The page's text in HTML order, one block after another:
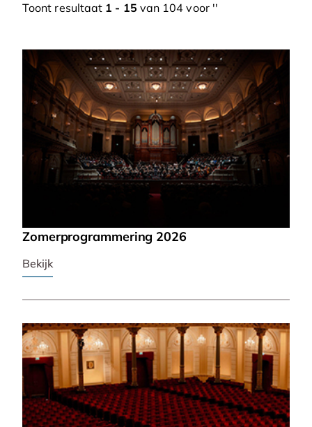
Toont resultaat 1 - 15 van 104 voor ''
Zomerprogrammering 2026
Bekijk